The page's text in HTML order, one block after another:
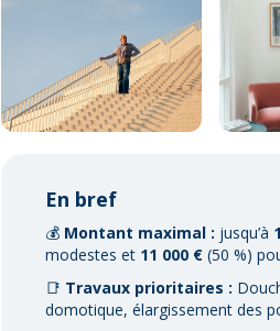
En bref
💰 Montant maximal : jusqu’à
modestes et 11 000 €(50 %)
📑 Travaux prioritaires :
domotique, élargissement des